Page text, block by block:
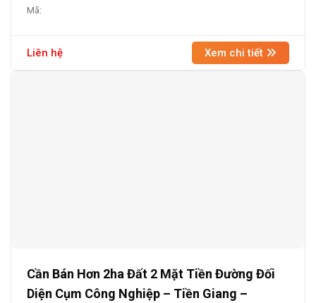
Mã:
Liên hệ Xem chi tiết
Cần Bán Hơn 2ha Đất 2 Mặt Tiền Đường Đối
Diện Cụm Công Nghiệp – Tiền Giang –